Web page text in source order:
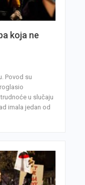
koja ne
Povod su
u slučaju
imala jedan od